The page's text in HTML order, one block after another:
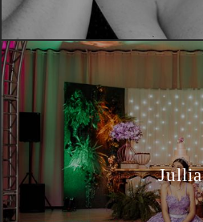
Jullia